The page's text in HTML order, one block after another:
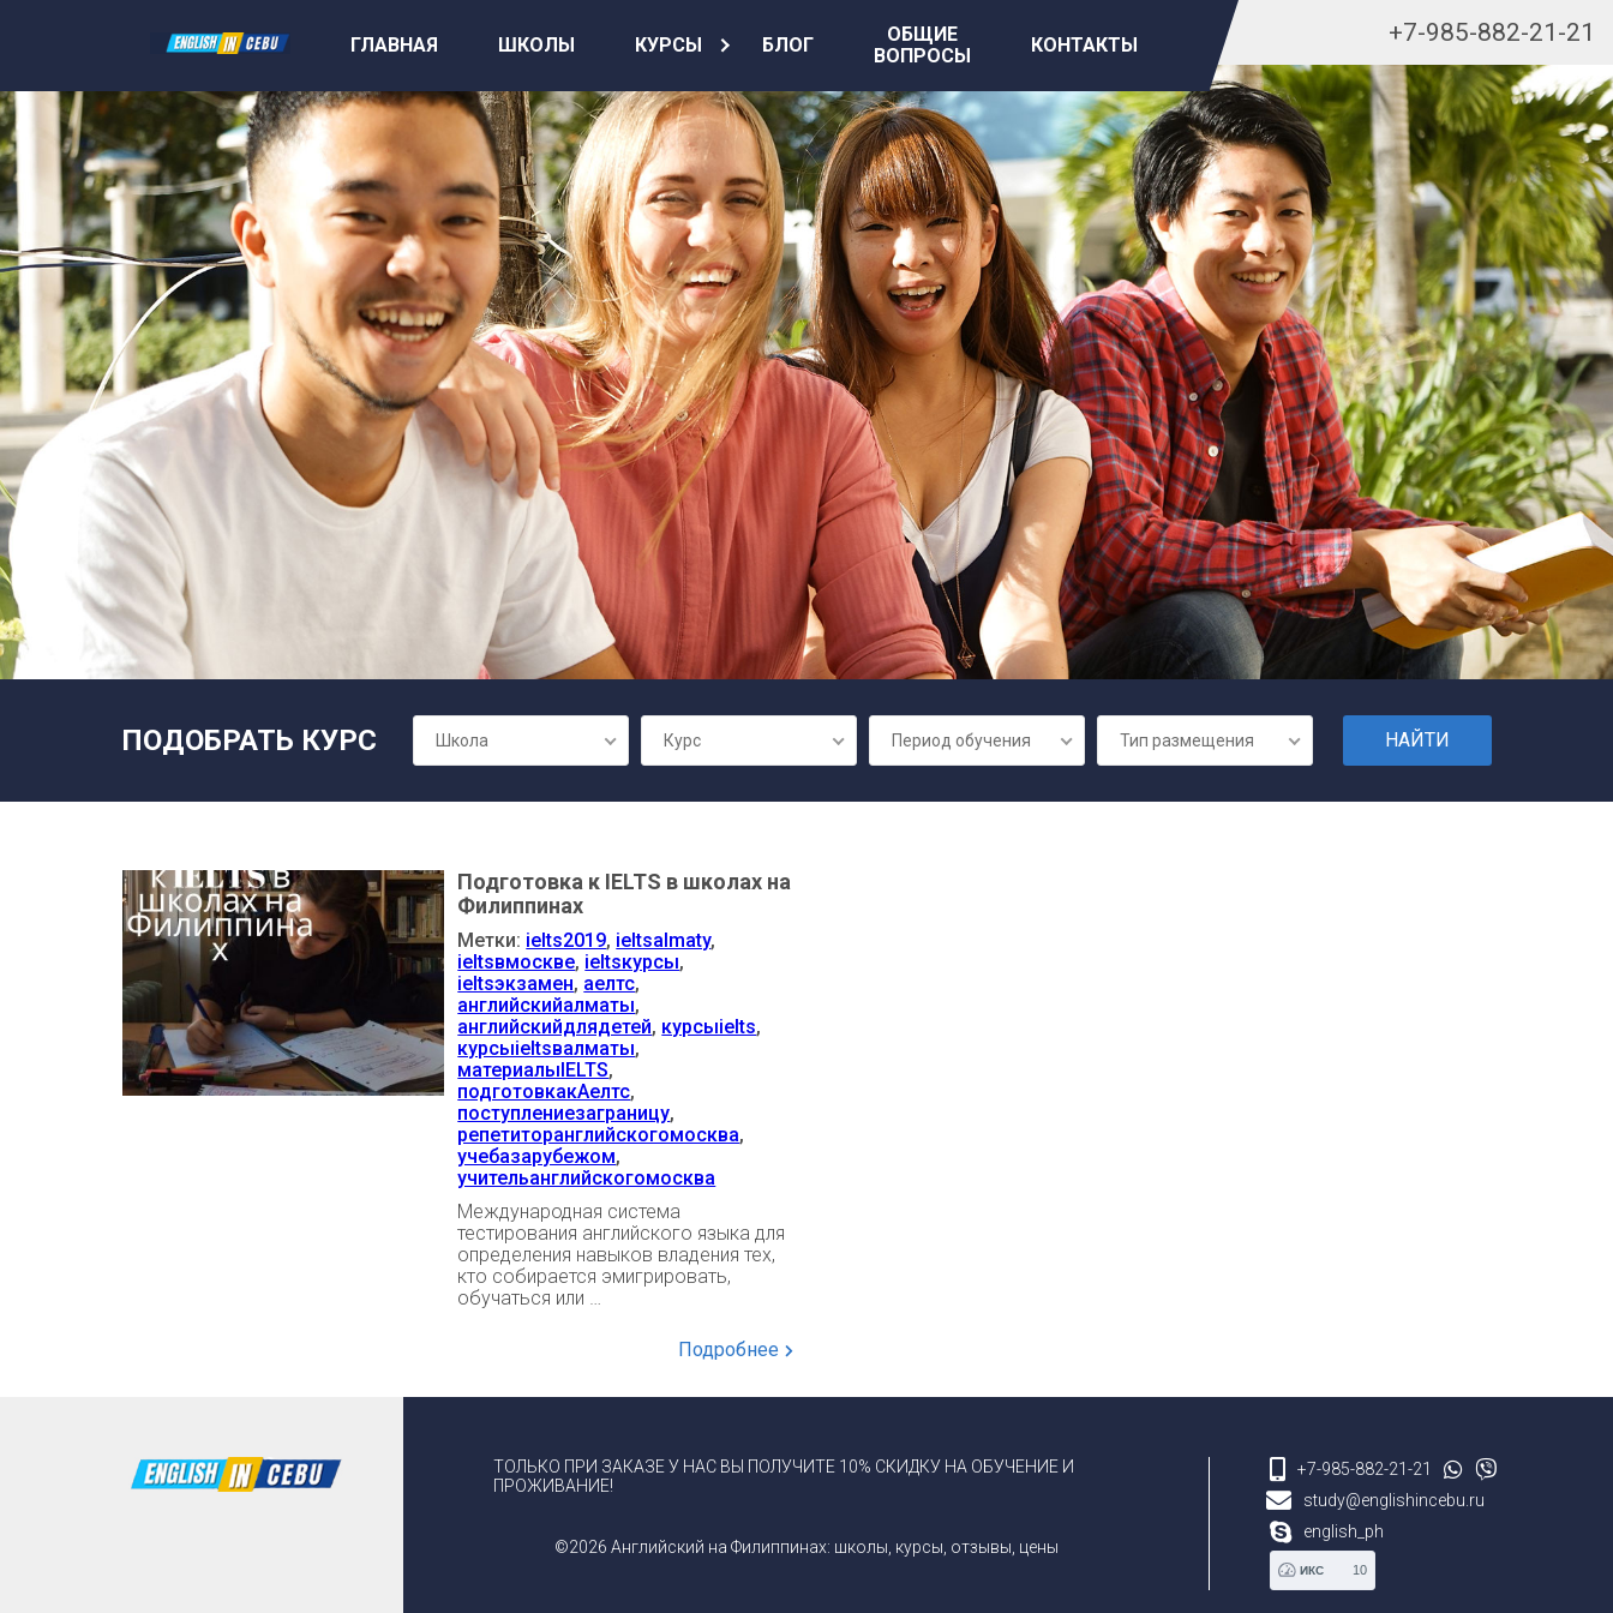
ГЛАВНАЯ ШКОЛЫ КУРСЫ БЛОГ
ОБЩИЕ
ВОПРОСЫ
КОНТАКТЫ +7-985-882-21-21
ПОДОБРАТЬ КУРС Школа Курс Период обучения Тип размещения
Подготовка к IELTS в школах на
Филиппинах
Метки: ielts2019, ieltsalmaty,
ieltsвмоскве, ieltsкурсы,
ieltsэкзамен, аелтс,
английскийалматы,
английскийдлядетей, курсыielts,
курсыieltsвалматы,
материалыIELTS,
подготовкакАелтс,
поступлениезаграницу,
репетиторанглийскогомосква,
учебазарубежом,
учительанглийскогомосква
Международная система
тестирования английского языка для
определения навыков владения тех,
кто собирается эмигрировать,
обучаться или …
Подробнее
ТОЛЬКО ПРИ ЗАКАЗЕ У НАС ВЫ ПОЛУЧИТЕ 10% СКИДКУ НА ОБУЧЕНИЕ И
ПРОЖИВАНИЕ!
©2026 Английский на Филиппинах: школы, курсы, отзывы, цены
+7-985-882-21-21
study@englishincebu.ru
english_ph
ИКС 10